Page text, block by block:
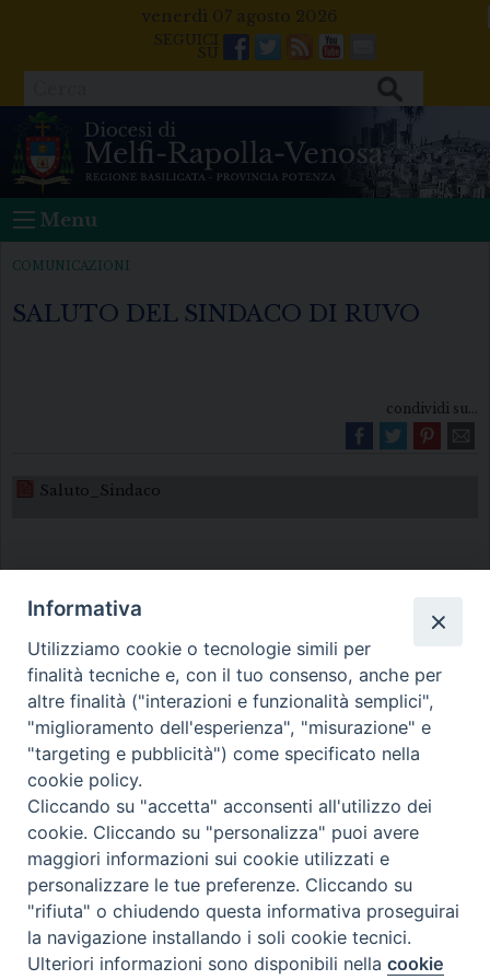
venerdì 07 agosto 2026
Facebook
Twitter
FeedsYoutube
Mail
Menu
COMUNICAZIONI
SALUTO DEL SINDACO DI RUVO
condividi su...
Saluto_Sindaco
Diocesi di Melfi Rapolla Venosa
• Largo Duomo, 12 - 85025 MELFI (PZ) •
Tel. 0972238604
PEC ufficiale della Diocesi:
diocesi.melfi_rapolla_venosa@legalmail.it
Preferenze Cookie
Informativa
Utilizziamo cookie o tecnologie simili per
finalità tecniche e, con il tuo consenso, anche per
altre finalità ("interazioni e funzionalità semplici",
"miglioramento dell'esperienza", "misurazione" e
"targeting e pubblicità") come specificato nella
cookie policy.
Cliccando su "accetta" acconsenti all'utilizzo dei
cookie. Cliccando su "personalizza" puoi avere
maggiori informazioni sui cookie utilizzati e
personalizzare le tue preferenze. Cliccando su
"rifiuta" o chiudendo questa informativa proseguirai
la navigazione installando i soli cookie tecnici.
Ulteriori informazioni sono disponibili nellacookie